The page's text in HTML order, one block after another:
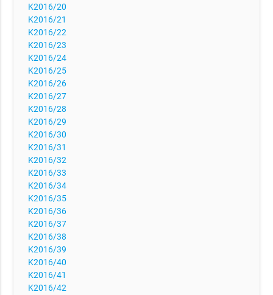
K2016/20
K2016/21
K2016/22
K2016/23
K2016/24
K2016/25
K2016/26
K2016/27
K2016/28
K2016/29
K2016/30
K2016/31
K2016/32
K2016/33
K2016/34
K2016/35
K2016/36
K2016/37
K2016/38
K2016/39
K2016/40
K2016/41
K2016/42